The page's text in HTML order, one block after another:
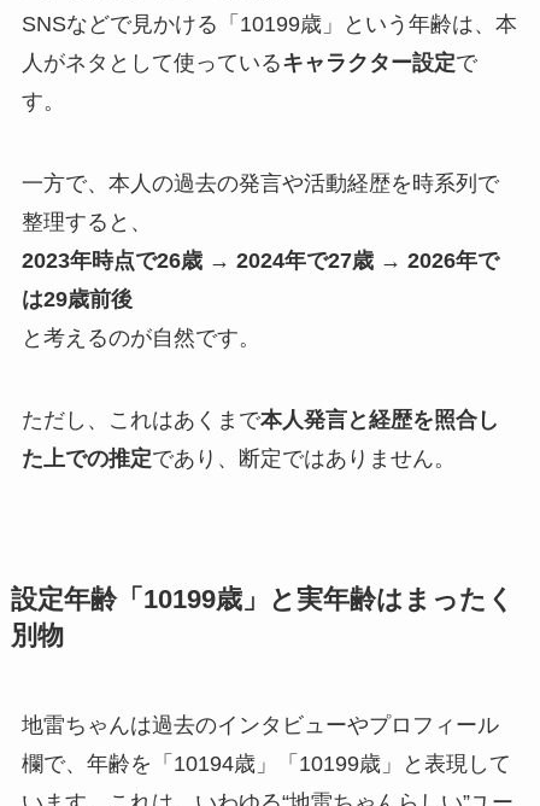
SNSなどで見かける「10199歳」という年齢は、本
人がネタとして使っているキャラクター設定で
す。
一方で、本人の過去の発言や活動経歴を時系列で
整理すると、
2023年時点で26歳 → 2024年で27歳 → 2026年で
は29歳前後
と考えるのが自然です。
ただし、これはあくまで本人発言と経歴を照合し
た上での推定であり、断定ではありません。
設定年齢「10199歳」と実年齢はまったく
別物
地雷ちゃんは過去のインタビューやプロフィール
欄で、年齢を「10194歳」「10199歳」と表現して